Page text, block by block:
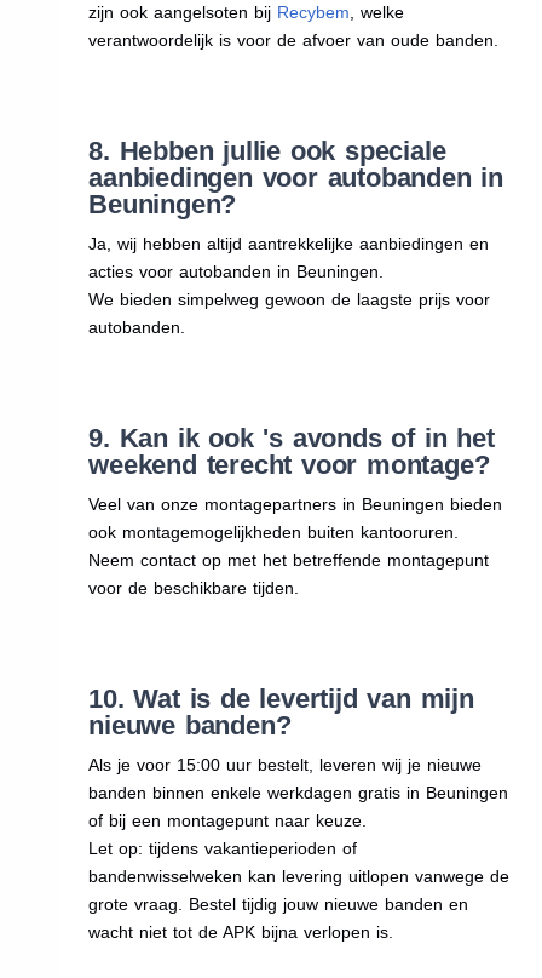
zijn ook aangelsoten bij Recybem , welke
verantwoordelijk is voor de afvoer van oude banden.
8. Hebben jullie ook speciale
aanbiedingen voor autobanden in
Beuningen?
Ja, wij hebben altijd aantrekkelijke aanbiedingen en
acties voor autobanden in Beuningen.
We bieden simpelweg gewoon de laagste prijs voor
autobanden.
9. Kan ik ook 's avonds of in het
weekend terecht voor montage?
Veel van onze montagepartners in Beuningen bieden
ook montagemogelijkheden buiten kantooruren.
Neem contact op met het betreffende montagepunt
voor de beschikbare tijden.
10. Wat is de levertijd van mijn
nieuwe banden?
Als je voor 15:00 uur bestelt, leveren wij je nieuwe
banden binnen enkele werkdagen gratis in Beuningen
of bij een montagepunt naar keuze.
Let op: tijdens vakantieperioden of
bandenwisselweken kan levering uitlopen vanwege de
grote vraag. Bestel tijdig jouw nieuwe banden en
wacht niet tot de APK bijna verlopen is.